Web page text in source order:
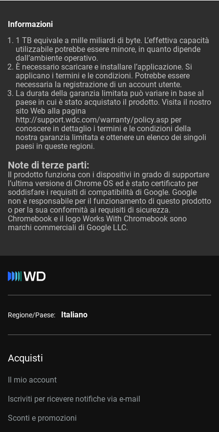
Informazioni
1 TB equivale a mille miliardi di byte. L’effettiva capacità
utilizzabile potrebbe essere minore, in quanto dipende
dall’ambiente operativo.
È necessario scaricare e installare l’applicazione. Si
applicano i termini e le condizioni. Potrebbe essere
necessaria la registrazione di un account utente.
La durata della garanzia limitata può variare in base al
paese in cui è stato acquistato il prodotto. Visita il nostro
sito Web alla pagina
http://support.wdc.com/warranty/policy.asp per
conoscere in dettaglio i termini e le condizioni della
nostra garanzia limitata e ottenere un elenco dei singoli
paesi in queste regioni.
Note di terze parti:
Il prodotto funziona con i dispositivi in grado di supportare
l’ultima versione di Chrome OS ed è stato certificato per
soddisfare i requisiti di compatibilità di Google. Google
non è responsabile per il funzionamento di questo prodotto
o per la sua conformità ai requisiti di sicurezza.
Chromebook e il logo Works With Chromebook sono
marchi commerciali di Google LLC.
Regione/Paese: Italiano
Acquisti
Il mio account
Iscriviti per ricevere notifiche via e-mail
Sconti e promozioni